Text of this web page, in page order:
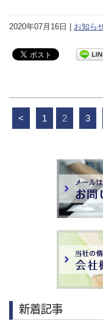
2020年07月16日 | お知ら
< 1 2 3
新着記事